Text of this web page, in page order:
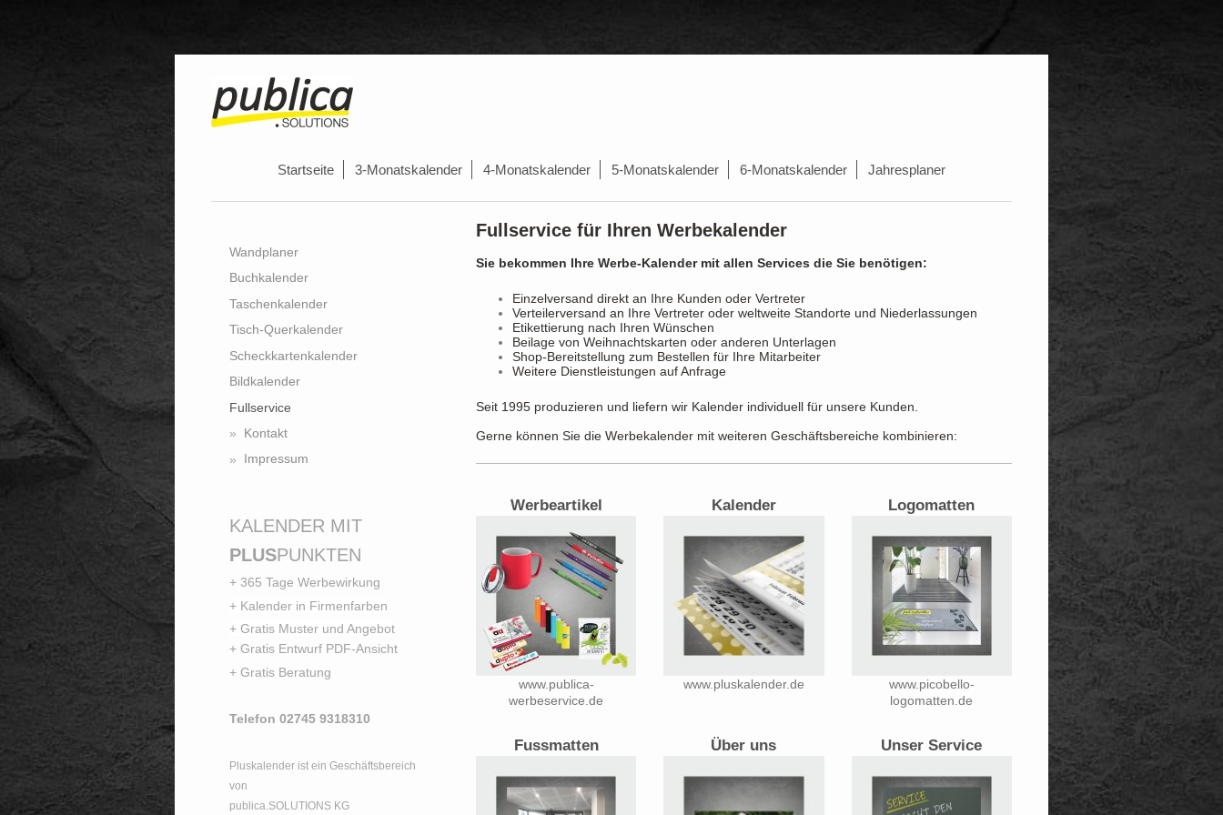
Startseite 3-Monatskalender 4-Monatskalender 5-Monatskalender 6-Monatskalender Jahresplaner
Fullservice für Ihren Werbekalender
Sie bekommen Ihre Werbe-Kalender mit allen Services die Sie benötigen:
Einzelversand direkt an Ihre Kunden oder Vertreter
Verteilerversand an Ihre Vertreter oder weltweite Standorte und Niederlassungen
Etikettierung nach Ihren Wünschen
Beilage von Weihnachtskarten oder anderen Unterlagen
Shop-Bereitstellung zum Bestellen für Ihre Mitarbeiter
Weitere Dienstleistungen auf Anfrage
Seit 1995 produzieren und liefern wir Kalender individuell für unsere Kunden.
Gerne können Sie die Werbekalender mit weiteren Geschäftsbereiche kombinieren:
Werbeartikel
www.publica-
werbeservice.de
Kalender
www.pluskalender.de
Logomatten
www.picobello-
logomatten.de
Fussmatten Über uns Unser Service
Wandplaner
Buchkalender
Taschenkalender
Tisch-Querkalender
Scheckkartenkalender
Bildkalender
Fullservice
Kontakt
Impressum
KALENDER MIT
PLUSPUNKTEN
+ 365 Tage Werbewirkung
+ Kalender in Firmenfarben
+ Gratis Muster und Angebot
+ Gratis Entwurf PDF-Ansicht
+ Gratis Beratung
Telefon 02745 9318310
Pluskalender ist ein Geschäftsbereich
von
publica.SOLUTIONS KG